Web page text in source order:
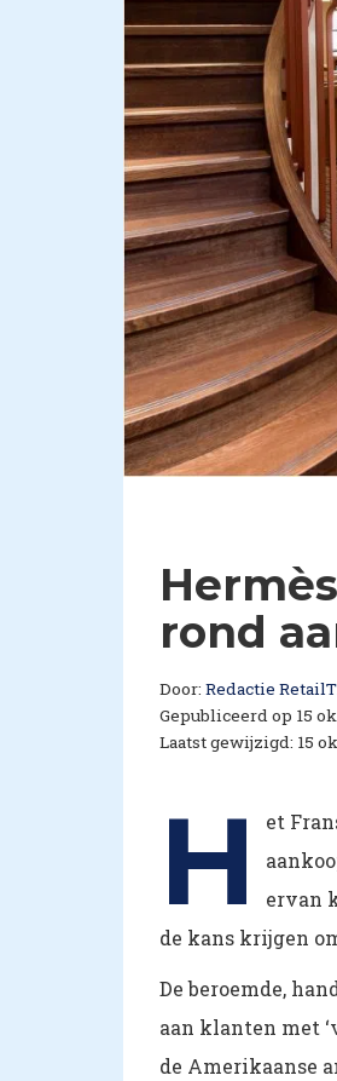
rond
Door: Redactie
Gepubliceerd op 15
Laatst gewijzigd: 15
H
et
ervan
de kans krijgen
De beroemde,
aan klanten met
de Amerikaanse